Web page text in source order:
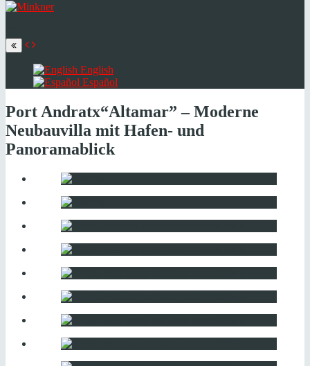
language
English
Español
Port Andratx“Altamar” – Moderne
Neubauvilla mit Hafen- und
Panoramablick